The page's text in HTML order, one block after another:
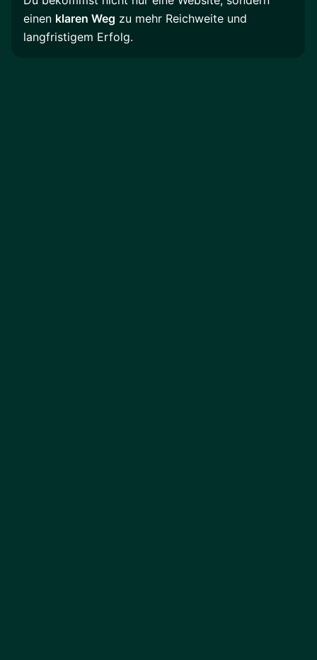
einen klaren Weg zu mehr Reichweite und
langfristigem Erfolg.